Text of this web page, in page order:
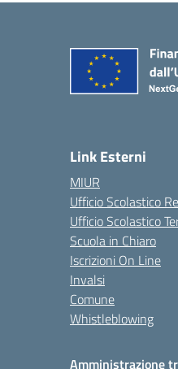
Link Esterni
MIUR
Ufficio Scolastico
Ufficio Scolastico
Scuola in Chiaro
Iscrizioni On Line
Invalsi
Comune
Whistleblowing
Amministrazione